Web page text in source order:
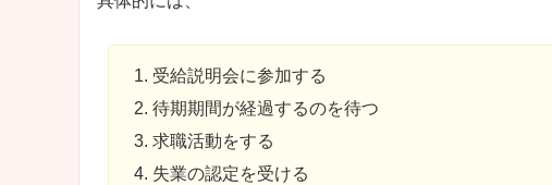
受給説明会に参加する
待期期間が経過するのを待つ
求職活動をする
失業の認定を受ける